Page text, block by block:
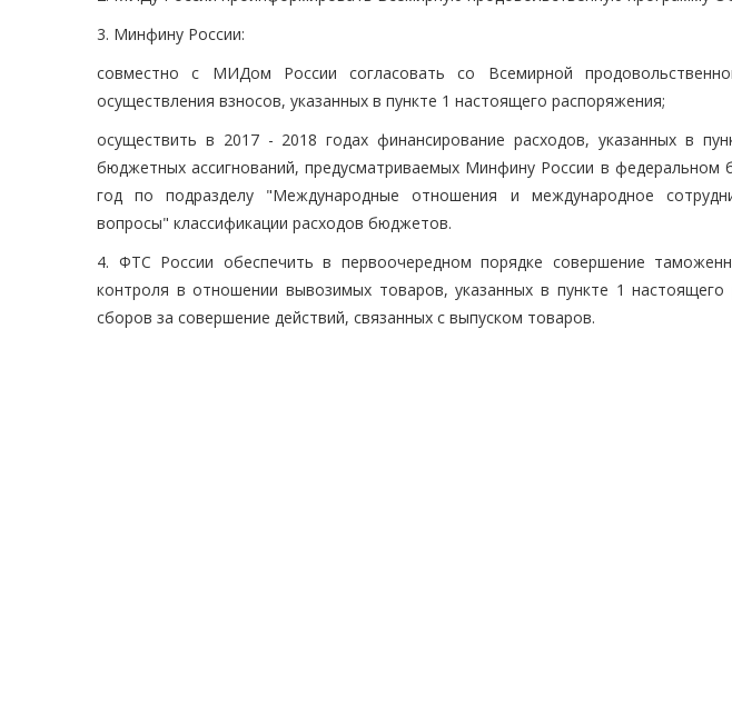
3. Минфину России:
совместно с МИДом России согласовать со Всемирной
осуществления взносов, указанных в пункте 1 настоящего распоряжения;
осуществить в 2017 - 2018 годах финансирование расходов, указанных в
бюджетных ассигнований, предусматриваемых Минфину России в
год по подразделу "Международные отношения и международное
вопросы" классификации расходов бюджетов.
4. ФТС России обеспечить в первоочередном порядке совершение
контроля в отношении вывозимых товаров, указанных в пункте 1
сборов за совершение действий, связанных с выпуском товаров.